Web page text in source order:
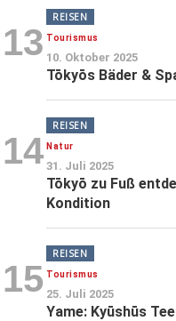
13
REISEN
Tourismus
10. Oktober 2025
Tōkyōs Bäder &
14
REISEN
Natur
31. Juli 2025
Tōkyō zu Fuß
Kondition
15
REISEN
Tourismus
25. Juli 2025
Yame: Kyūshūs